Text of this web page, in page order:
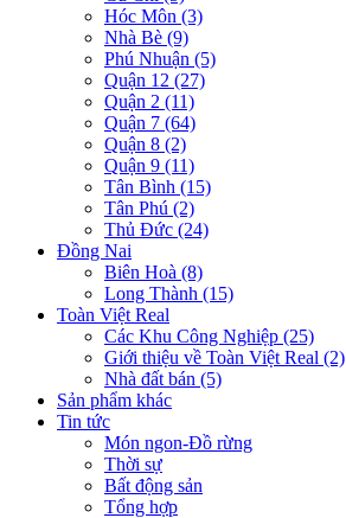
Hóc Môn (3)
Nhà Bè (9)
Phú Nhuận (5)
Quận 12 (27)
Quận 2 (11)
Quận 7 (64)
Quận 8 (2)
Quận 9 (11)
Tân Bình (15)
Tân Phú (2)
Thủ Đức (24)
Đồng Nai
Biên Hoà (8)
Long Thành (15)
Toàn Việt Real
Các Khu Công Nghiệp (25)
Giới thiệu về Toàn Việt Real (2)
Nhà đất bán (5)
Sản phẩm khác
Tin tức
Món ngon-Đồ rừng
Thời sự
Bất động sản
Tổng hợp